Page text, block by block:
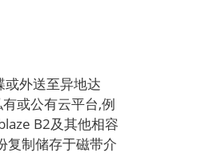
或外送至异地达
或公有云平台,例
B2及其他相容
复制储存于磁带介